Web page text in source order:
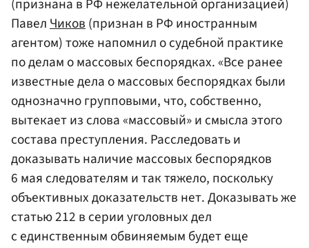
Павел Чиков (признан в РФ иностранным
агентом) тоже напомнил о судебной практике
по делам о массовых беспорядках. «Все ранее
известные дела о массовых беспорядках были
однозначно групповыми, что, собственно,
вытекает из слова «массовый» и смысла этого
состава преступления. Расследовать и
доказывать наличие массовых беспорядков
6 мая следователям и так тяжело, поскольку
объективных доказательств нет. Доказывать же
статью 212 в серии уголовных дел
с единственным обвиняемым будет еще